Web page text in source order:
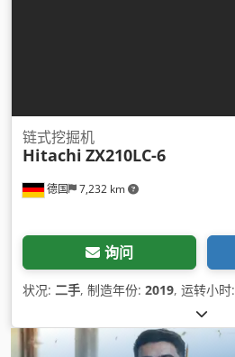
德国 7,232 km
链式挖掘机
Hitachi ZX210LC-6
询问
状况: 二手, 制造年份: 2019, 运转小时: